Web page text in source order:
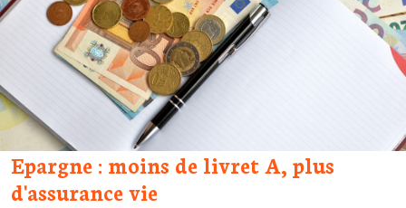
Epargne : moins de livret A, plus
d'assurance vie